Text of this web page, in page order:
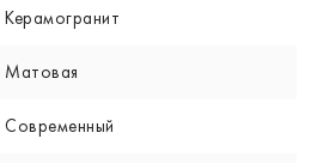
Керамогранит
Матовая
Современный